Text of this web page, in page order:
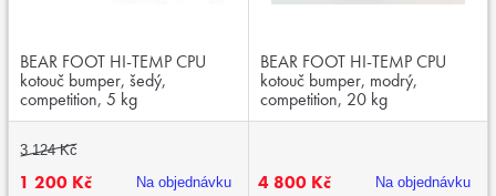
BEAR FOOT HI-TEMP CPU
kotouč bumper, šedý,
competition, 5 kg
3 124 Kč
1 200 Kč Na objednávku
BEAR FOOT HI-TEMP CPU
kotouč bumper, modrý,
competition, 20 kg
4 800 Kč Na objednávku